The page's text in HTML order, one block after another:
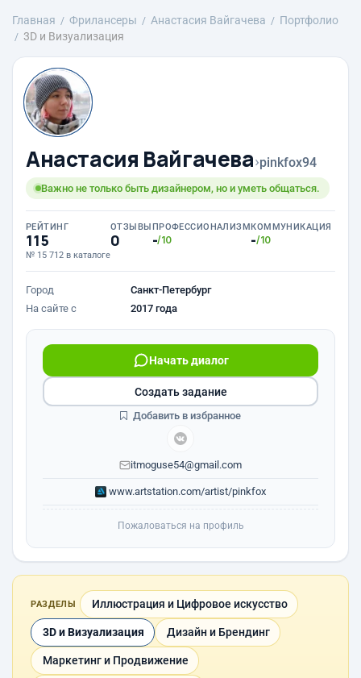
Главная Фрилансеры Анастасия Вайгачева
Портфолио
3D и Визуализация
Анастасия Вайгачева›pinkfox94
Важно не только быть дизайнером, но и уметь общаться.
РЕЙТИНГ
115
№ 15 712 в каталоге
ОТЗЫВЫ
0
ПРОФЕССИОНАЛИЗМ
-/10
КОММУНИКАЦИЯ
-/10
Город
Санкт-Петербург
На сайте с
2017 года
Начать диалог
itmoguse54@gmail.com
www.artstation.com/artist/pinkfox
Создать задание
Добавить в избранное
Пожаловаться на профиль
РАЗДЕЛЫ Иллюстрация и Цифровое искусство
3D и Визуализация Дизайн и Брендинг
Маркетинг и Продвижение